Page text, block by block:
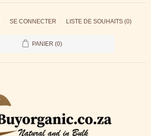
SE CONNECTER LISTE DE SOUHAITS (0)
PANIER (0)